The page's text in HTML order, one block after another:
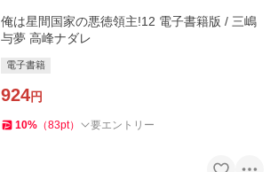
俺は星間国家の悪徳領主!12 電子書籍版 / 三嶋
与夢 高峰ナダレ
電子書籍
924円
10% （83pt） 要エントリー